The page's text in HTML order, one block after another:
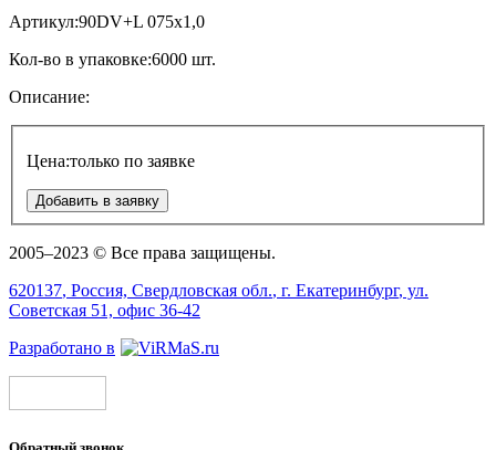
Артикул:90DV+L 075x1,0
Кол-во в упаковке:6000 шт.
Описание:
Цена:только по заявке
Добавить в заявку
2005–2023 © Все права защищены.
620137, Россия, Свердловская обл., г. Екатеринбург, ул.
Советская 51, офис 36-42
Разработано в